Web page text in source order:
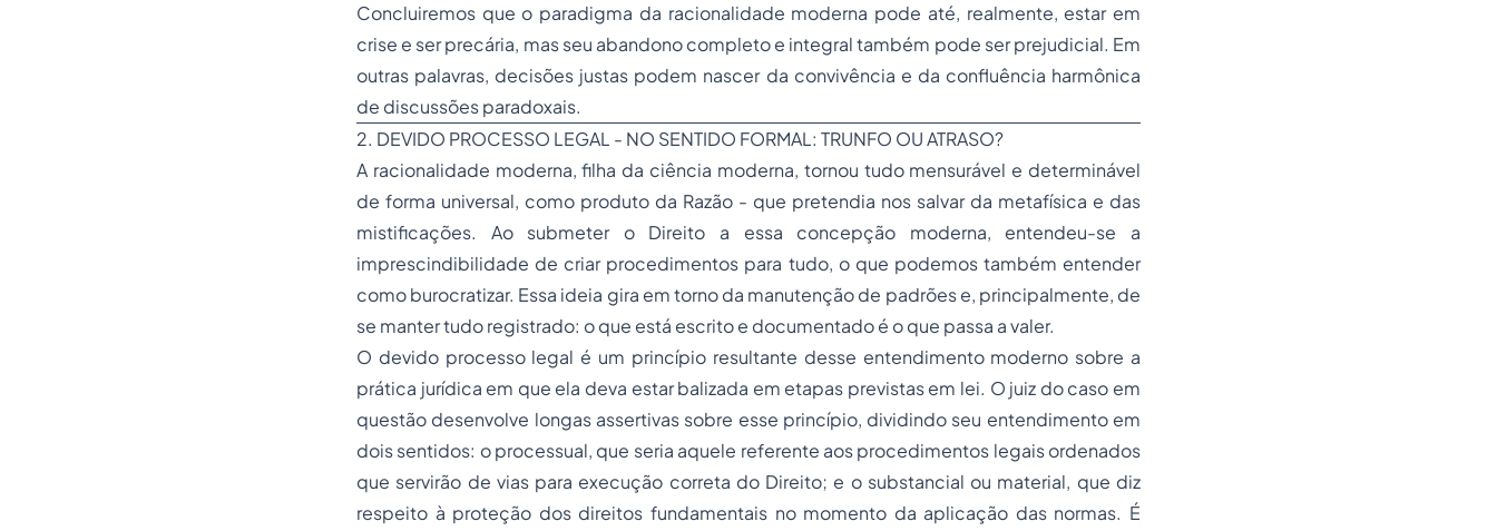
Concluiremos que o paradigma da racionalidade moderna pode até, realmente, estar em
crise e ser precária, mas seu abandono completo e integral também pode ser prejudicial. Em
outras palavras, decisões justas podem nascer da convivência e da confluência harmônica
de discussões paradoxais.
2. DEVIDO PROCESSO LEGAL - NO SENTIDO FORMAL: TRUNFO OU ATRASO?
A racionalidade moderna, filha da ciência moderna, tornou tudo mensurável e determinável
de forma universal, como produto da Razão - que pretendia nos salvar da metafísica e das
mistificações. Ao submeter o Direito a essa concepção moderna, entendeu-se a
imprescindibilidade de criar procedimentos para tudo, o que podemos também entender
como burocratizar. Essa ideia gira em torno da manutenção de padrões e, principalmente, de
se manter tudo registrado: o que está escrito e documentado é o que passa a valer.
O devido processo legal é um princípio resultante desse entendimento moderno sobre a
prática jurídica em que ela deva estar balizada em etapas previstas em lei. O juiz do caso em
questão desenvolve longas assertivas sobre esse princípio, dividindo seu entendimento em
dois sentidos: o processual, que seria aquele referente aos procedimentos legais ordenados
que servirão de vias para execução correta do Direito; e o substancial ou material, que diz
respeito à proteção dos direitos fundamentais no momento da aplicação das normas. É